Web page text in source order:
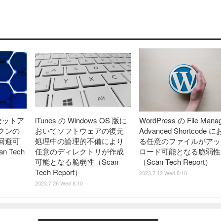
トア
ンの
避可
Tech
iTunes の Windows OS 版に
おいてソフトウェアの復元
処理中の論理的不備により
任意のディレクトリが作成
可能となる脆弱性（Scan
Tech Report）
2023.7.26 Wed 8:10
WordPress の File
Advanced Shortcode に
る任意のファイルがア
ロード可能となる脆弱性
（Scan Tech Report）
2023.7.12 Wed 8:10